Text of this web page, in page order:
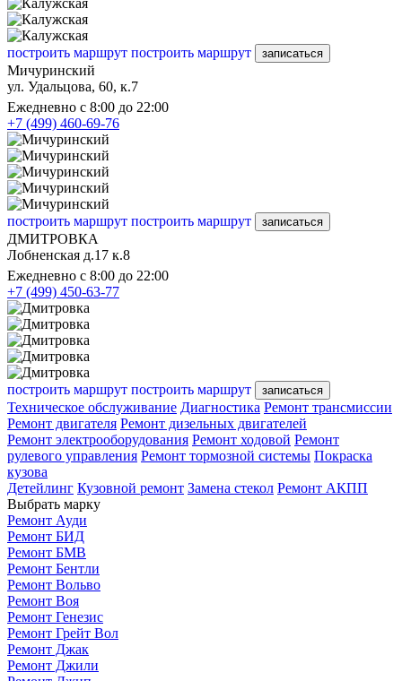
построить маршрут построить маршрут записаться
Мичуринский
ул. Удальцова, 60, к.7
Ежедневно с 8:00 до 22:00
+7 (499) 460-69-76
построить маршрут построить маршрут записаться
ДМИТРОВКА
Лобненская д.17 к.8
Ежедневно с 8:00 до 22:00
+7 (499) 450-63-77
построить маршрут построить маршрут записаться
Техническое обслуживание Диагностика Ремонт трансмиссии
Ремонт двигателя Ремонт дизельных двигателей
Ремонт электрооборудования Ремонт ходовой Ремонт
рулевого управления Ремонт тормозной системы Покраска
кузова
Детейлинг Кузовной ремонт Замена стекол Ремонт АКПП
Выбрать марку
Ремонт Ауди
Ремонт БИД
Ремонт БМВ
Ремонт Бентли
Ремонт Вольво
Ремонт Воя
Ремонт Генезис
Ремонт Грейт Вол
Ремонт Джак
Ремонт Джили